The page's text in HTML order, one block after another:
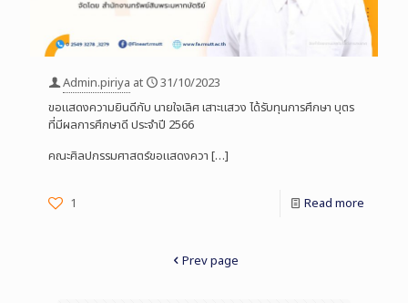
Admin.piriya at
31/10/2023
ขอแสดงความยินดีกับ นายใจเลิศ เสาะแสวง ได้รับทุนการศึกษา บุตร
ที่มีผลการศึกษาดี ประจำปี 2566
คณะศิลปกรรมศาสตร์ขอแสดงควา […]
1 Read more
Prev page